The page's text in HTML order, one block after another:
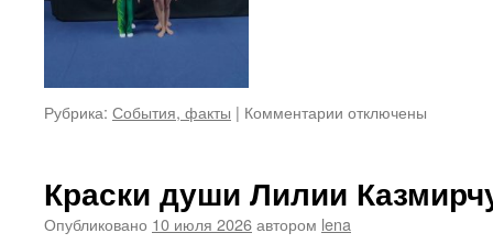
Рубрика: События, факты | Комментарии к
спортсменов
отключены
Краски души Лилии
Опубликовано 10 июля 2026автором lena